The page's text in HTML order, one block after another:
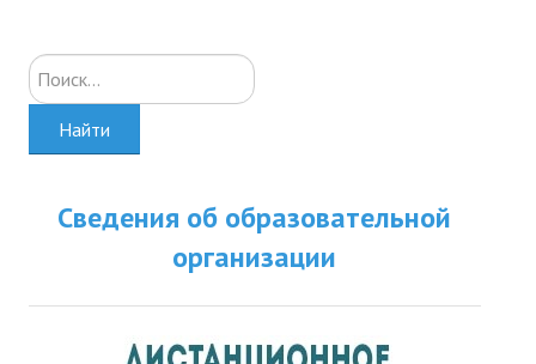
Искать...
Найти
Сведения об образовательной
организации